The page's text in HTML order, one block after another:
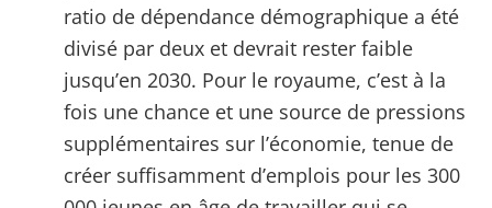
ratio de dépendance démographique a été
divisé par deux et devrait rester faible
jusqu’en 2030. Pour le royaume, c’est à la
fois une chance et une source de pressions
supplémentaires sur l’économie, tenue de
créer suffisamment d’emplois pour les 300